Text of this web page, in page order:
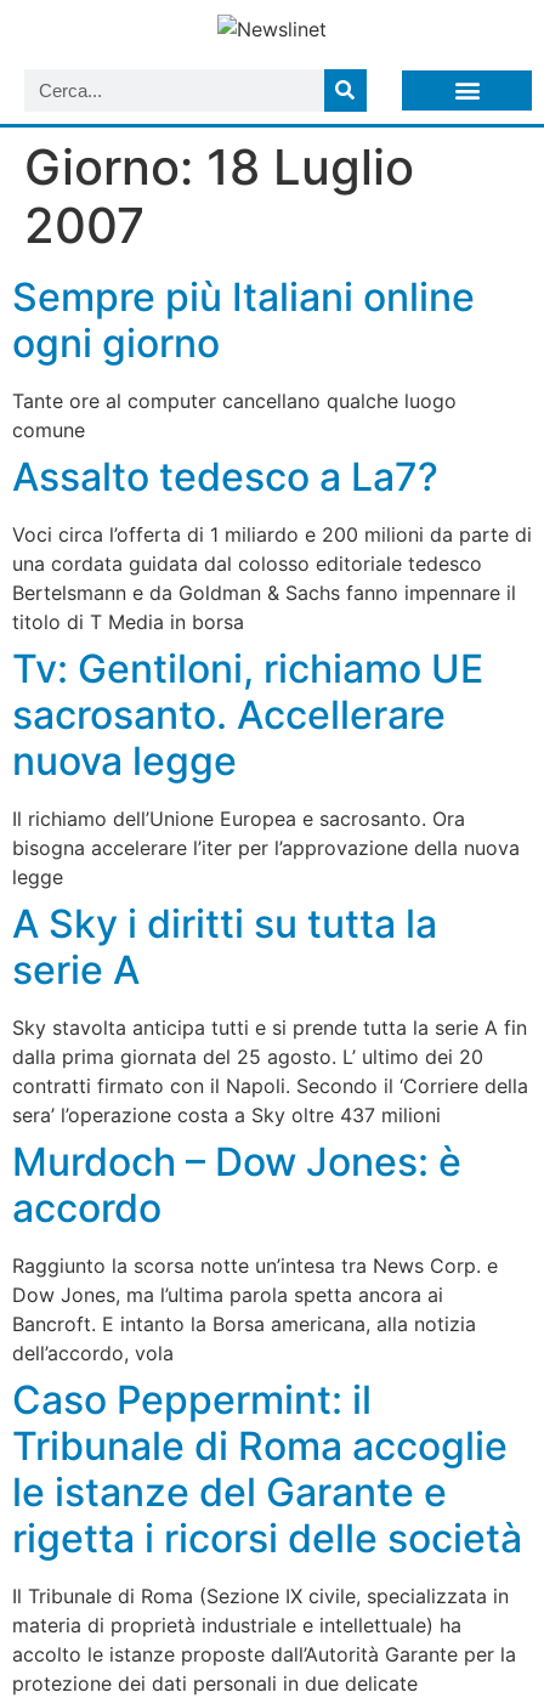
Giorno: 18 Luglio
2007
Sempre più Italiani online
ogni giorno
Tante ore al computer cancellano qualche luogo
comune
Assalto tedesco a La7?
Voci circa l’offerta di 1 miliardo e 200 milioni da parte di
una cordata guidata dal colosso editoriale tedesco
Bertelsmann e da Goldman & Sachs fanno impennare il
titolo di T Media in borsa
Tv: Gentiloni, richiamo UE
sacrosanto. Accellerare
nuova legge
Il richiamo dell’Unione Europea e sacrosanto. Ora
bisogna accelerare l’iter per l’approvazione della nuova
legge
A Sky i diritti su tutta la
serie A
Sky stavolta anticipa tutti e si prende tutta la serie A fin
dalla prima giornata del 25 agosto. L’ ultimo dei 20
contratti firmato con il Napoli. Secondo il ‘Corriere della
sera’ l’operazione costa a Sky oltre 437 milioni
Murdoch – Dow Jones: è
accordo
Raggiunto la scorsa notte un’intesa tra News Corp. e
Dow Jones, ma l’ultima parola spetta ancora ai
Bancroft. E intanto la Borsa americana, alla notizia
dell’accordo, vola
Caso Peppermint: il
Tribunale di Roma accoglie
le istanze del Garante e
rigetta i ricorsi delle società
Il Tribunale di Roma (Sezione IX civile, specializzata in
materia di proprietà industriale e intellettuale) ha
accolto le istanze proposte dall’Autorità Garante per la
protezione dei dati personali in due delicate